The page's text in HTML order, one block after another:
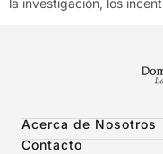
Acerca de Nosotros
Contacto